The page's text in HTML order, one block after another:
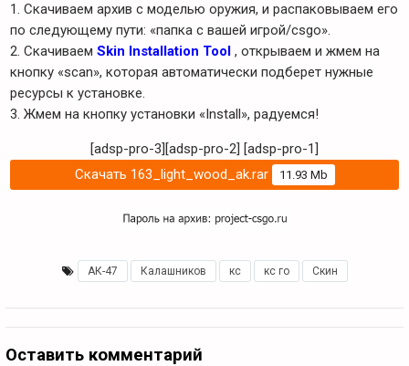
1. Скачиваем архив с моделью оружия, и распаковываем его
по следующему пути: «папка с вашей игрой/csgo».
2. Скачиваем Skin Installation Tool , открываем и жмем на
кнопку «scan», которая автоматически подберет нужные
ресурсы к установке.
3. Жмем на кнопку установки «Install», радуемся!
[adsp-pro-3][adsp-pro-2] [adsp-pro-1]
Скачать 163_light_wood_ak.rar
11.93 Mb
АК-47 Калашников кс кс го Скин
Оставить комментарий